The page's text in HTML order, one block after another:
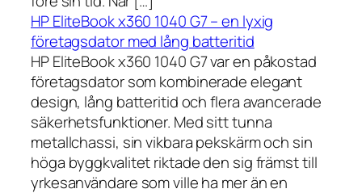
HP EliteBook x360 1040 G7 – en lyxig
företagsdator med lång batteritid
HP EliteBook x360 1040 G7 var en påkostad
företagsdator som kombinerade elegant
design, lång batteritid och flera avancerade
säkerhetsfunktioner. Med sitt tunna
metallchassi, sin vikbara pekskärm och sin
höga byggkvalitet riktade den sig främst till
yrkesanvändare som ville ha mer än en